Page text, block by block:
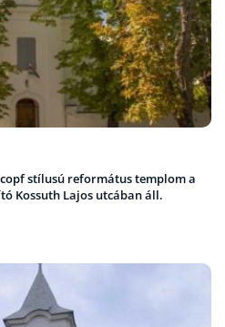
stílusú református templom a
Kossuth Lajos utcában áll.